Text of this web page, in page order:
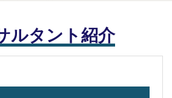
ルタント紹介